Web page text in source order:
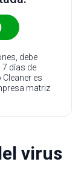
debe
días de
es
matriz
virus